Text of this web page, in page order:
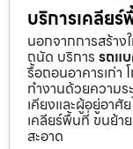
บริการเคลีย
นอกจากการสร้าง
ถนัด บริการ รถแ
รื้อถอนอาคารเก่า
ทำงานด้วยความร
เคียงและผู้อยู่อาศั
เคลียร์พื้นที่ ขนย้า
สะอาด